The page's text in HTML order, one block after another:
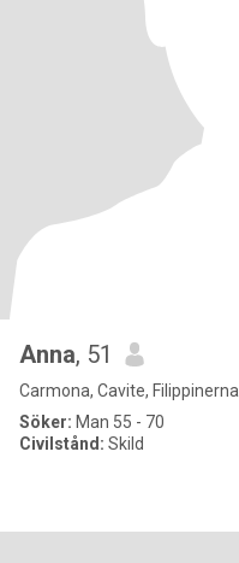
Anna, 51
Carmona, Cavite, Filippinerna
Söker: Man 55 - 70
Civilstånd: Skild